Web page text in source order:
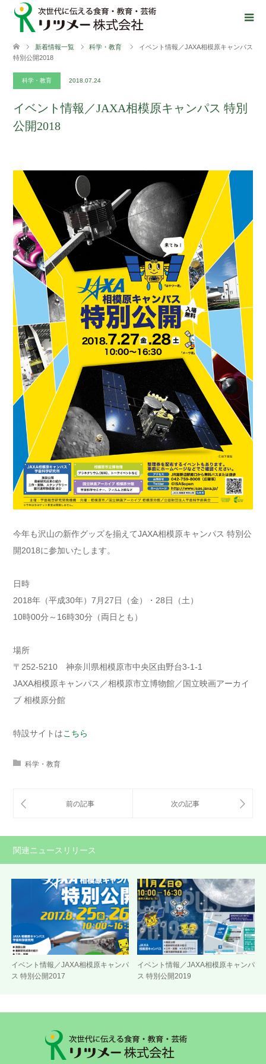
新着情報一覧 科学・教育
イベント情報／JAXA相模原キャンパス
特別公開2018
科学・教育 2018.07.24
イベント情報／JAXA相模原キャンパス 特別
公開2018
今年も沢山の新作グッズを揃えてJAXA相模原キャンパス 特別公
開2018に参加いたします。
日時
2018年（平成30年）7月27日（金）・28日（土）
10時00分～16時30分（両日とも）
場所
〒252-5210 神奈川県相模原市中央区由野台3-1-1
JAXA相模原キャンパス／相模原市立博物館／国立映画アーカイ
ブ 相模原分館
特設サイトはこちら
科学・教育
関連ニュースリリース
イベント情報／JAXA相模原キャンパ
ス 特別公開2017
イベント情報／JAXA相模原キャンパ
ス 特別公開2019